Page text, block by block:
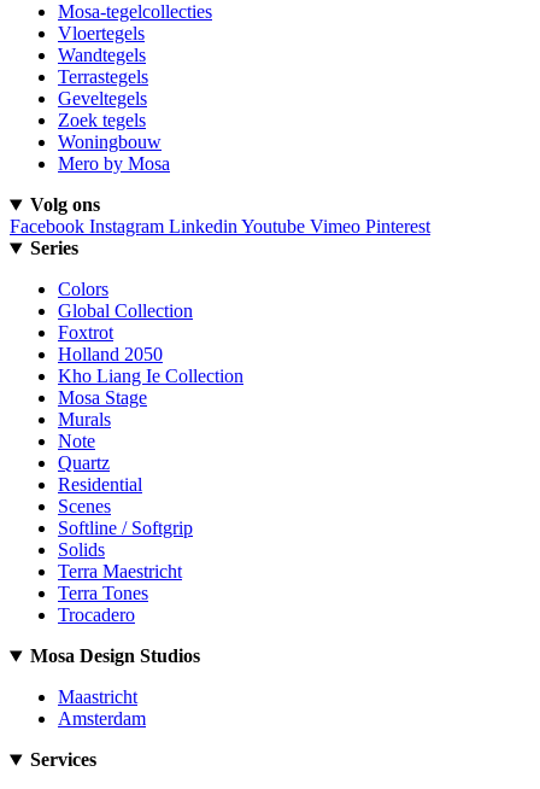
Mosa-tegelcollecties
Vloertegels
Wandtegels
Terrastegels
Geveltegels
Zoek tegels
Woningbouw
Mero by Mosa
Volg ons
Facebook Instagram Linkedin Youtube Vimeo Pinterest
Series
Colors
Global Collection
Foxtrot
Holland 2050
Kho Liang Ie Collection
Mosa Stage
Murals
Note
Quartz
Residential
Scenes
Softline / Softgrip
Solids
Terra Maestricht
Terra Tones
Trocadero
Mosa Design Studios
Maastricht
Amsterdam
Services